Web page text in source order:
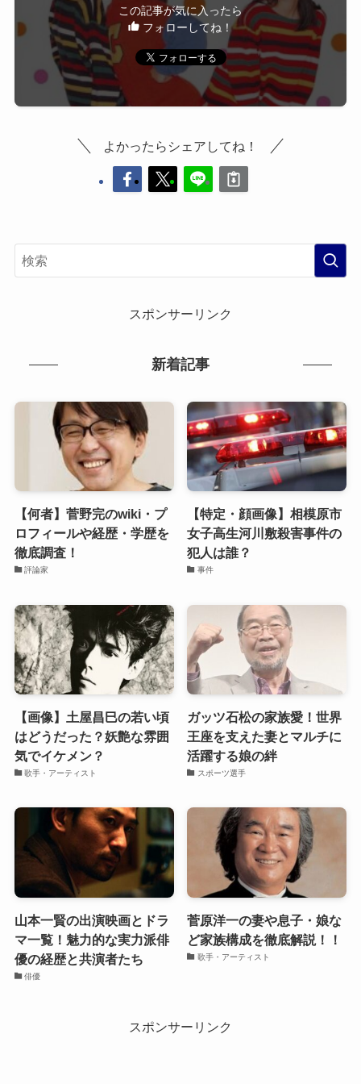
この記事が気に入ったら
フォローしてね！
よかったらシェアしてね！
スポンサーリンク
新着記事
【何者】菅野完のwiki・プ
ロフィールや経歴・学歴を
徹底調査！
評論家
【特定・顔画像】相模原市
女子高生河川敷殺害事件の
犯人は誰？
事件
【画像】土屋昌巳の若い頃
はどうだった？妖艶な雰囲
気でイケメン？
歌手・アーティスト
ガッツ石松の家族愛！世界
王座を支えた妻とマルチに
活躍する娘の絆
スポーツ選手
山本一賢の出演映画とドラ
マ一覧！魅力的な実力派俳
優の経歴と共演者たち
俳優
菅原洋一の妻や息子・娘な
ど家族構成を徹底解説！！
歌手・アーティスト
スポンサーリンク